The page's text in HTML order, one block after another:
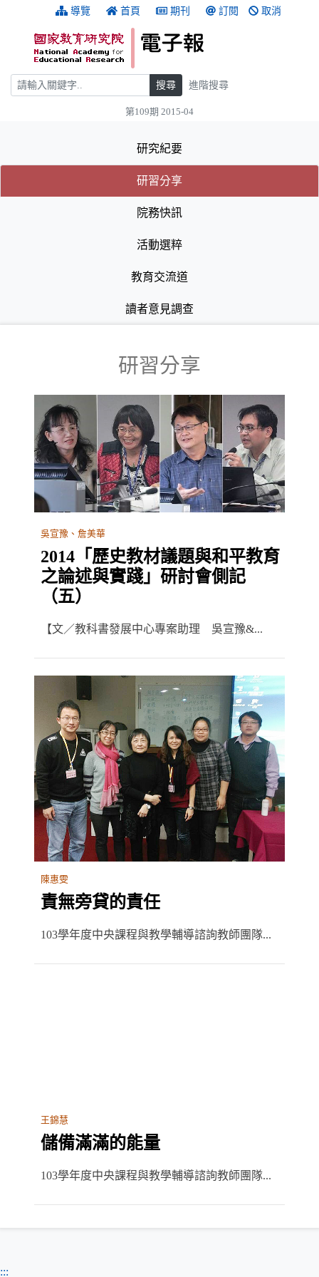
跳到主要內容 導覽 首頁 期刊 訂閱 取消
搜尋 搜尋 進階搜尋
第109期 2015-04
研究紀要
研習分享(目前選取的頁籤)
(目前選取的頁籤)
院務快訊
活動選粹
教育交流道
讀者意見調查
研習分享
吳宣豫、詹美華
2014「歷史教材議題與和平教育
之論述與實踐」研討會側記
（五）
【文／教科書發展中心專案助理 吳宣豫&...
陳惠雯
責無旁貸的責任
103學年度中央課程與教學輔導諮詢教師團隊...
王錦慧
儲備滿滿的能量
103學年度中央課程與教學輔導諮詢教師團隊...
:::